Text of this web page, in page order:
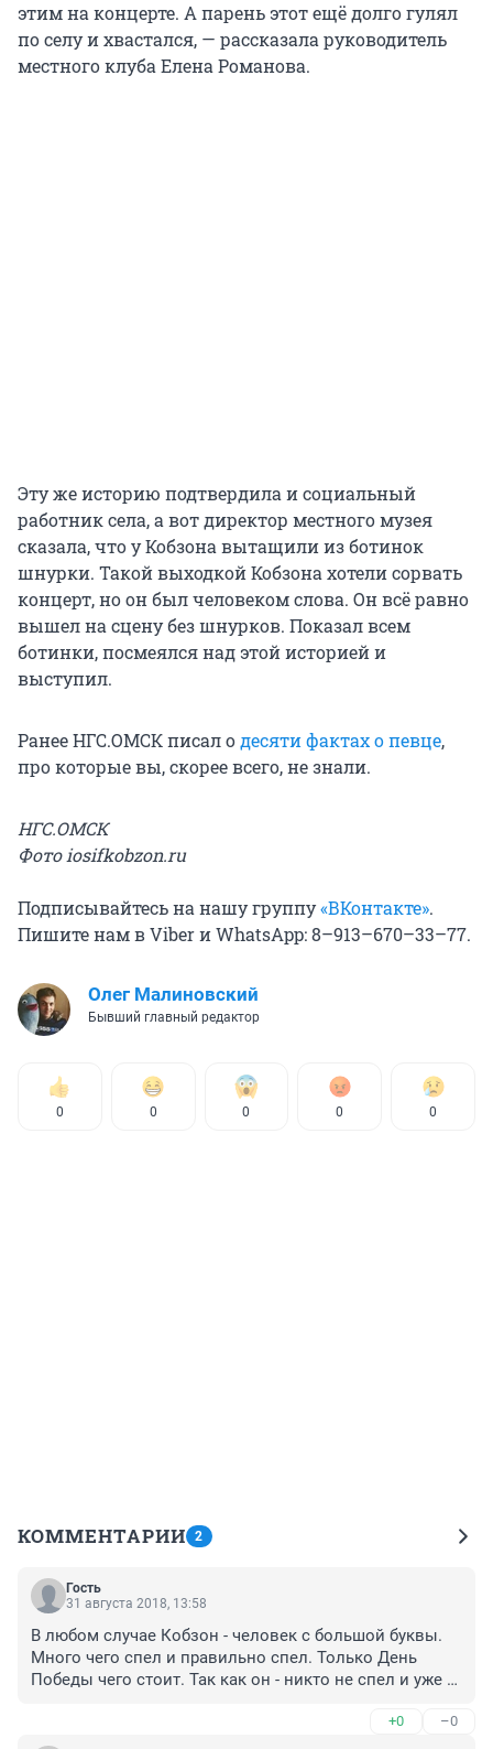
этим на концерте. А парень этот ещё долго гулял
по селу и хвастался, — рассказала руководитель
местного клуба Елена Романова.
Эту же историю подтвердила и социальный
работник села, а вот директор местного музея
сказала, что у Кобзона вытащили из ботинок
шнурки. Такой выходкой Кобзона хотели сорвать
концерт, но он был человеком слова. Он всё равно
вышел на сцену без шнурков. Показал всем
ботинки, посмеялся над этой историей и
выступил.
Ранее НГС.ОМСК писал одесяти фактах о певце,
про которые вы, скорее всего, не знали.
НГС.ОМСК
Фото iosifkobzon.ru
Подписывайтесь на нашу группу«ВКонтакте».
Пишите нам в Viber и WhatsApp: 8–913–670–33–77.
Олег Малиновский
Бывший главный редактор
0 0 0 0 0
КОММЕНТАРИИ 2
Гость
31 августа 2018, 13:58
В любом случае Кобзон - человек с большой буквы.
Много чего спел и правильно спел. Только День
Победы чего стоит. Так как он - никто не спел и уже
+0 –0